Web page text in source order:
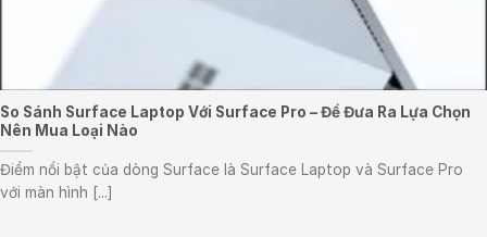
So Sánh Surface Laptop Với Surface Pro – Để Đưa Ra Lựa Chọn
Nên Mua Loại Nào
Điểm nổi bật của dòng Surface là Surface Laptop và Surface Pro
với màn hình [...]